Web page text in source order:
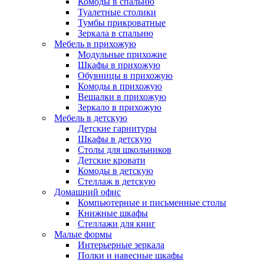
Туалетные столики
Тумбы прикроватные
Зеркала в спальню
Мебель в прихожую
Модульные прихожие
Шкафы в прихожую
Обувницы в прихожую
Комоды в прихожую
Вешалки в прихожую
Зеркало в прихожую
Мебель в детскую
Детские гарнитуры
Шкафы в детскую
Столы для школьников
Детские кровати
Комоды в детскую
Стеллаж в детскую
Домашний офис
Компьютерные и письменные столы
Книжные шкафы
Стеллажи для книг
Малые формы
Интерьерные зеркала
Полки и навесные шкафы